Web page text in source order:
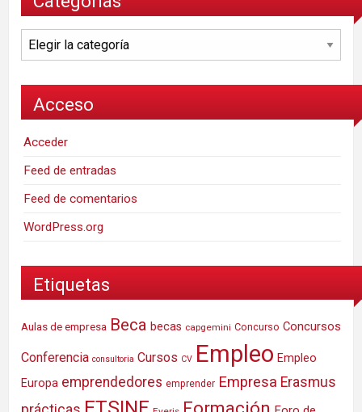
Categorías
Acceso
Acceder
Feed de entradas
Feed de comentarios
WordPress.org
Etiquetas
Aulas de empresa Beca becas capgemini Concurso Concursos
Conferencia consultoria Cursos CV Empleo Empleo
Europa emprendedores emprender Empresa Erasmus